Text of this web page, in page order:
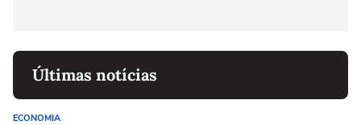
Últimas notícias
ECONOMIA